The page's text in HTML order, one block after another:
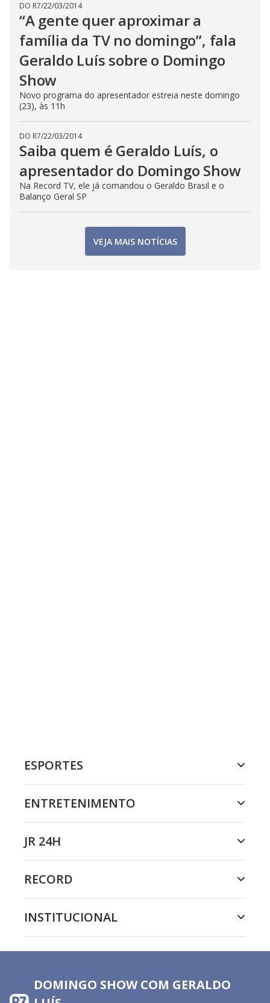
DO R7/22/03/2014
“A gente quer aproximar a
família da TV no domingo”, fala
Geraldo Luís sobre o Domingo
Show
Novo programa do apresentador estreia neste domingo
(23), às 11h
DO R7/22/03/2014
Saiba quem é Geraldo Luís, o
apresentador do Domingo Show
Na Record TV, ele já comandou o Geraldo Brasil e o
Balanço Geral SP
VEJA MAIS NOTÍCIAS
ESPORTES
ENTRETENIMENTO
JR 24H
RECORD
INSTITUCIONAL
DOMINGO SHOW COM GERALDO